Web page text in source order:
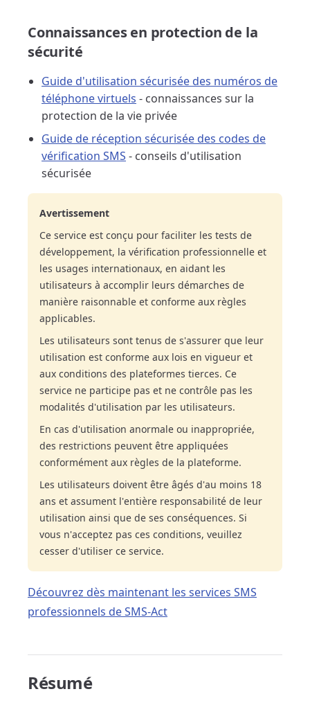
Connaissances en protection de la
sécurité
Guide d'utilisation sécurisée des numéros de
téléphone virtuels - connaissances sur la
protection de la vie privée
Guide de réception sécurisée des codes de
vérification SMS - conseils d'utilisation
sécurisée
Avertissement
Ce service est conçu pour faciliter les tests de
développement, la vérification professionnelle et
les usages internationaux, en aidant les
utilisateurs à accomplir leurs démarches de
manière raisonnable et conforme aux règles
applicables.
Les utilisateurs sont tenus de s'assurer que leur
utilisation est conforme aux lois en vigueur et
aux conditions des plateformes tierces. Ce
service ne participe pas et ne contrôle pas les
modalités d'utilisation par les utilisateurs.
En cas d'utilisation anormale ou inappropriée,
des restrictions peuvent être appliquées
conformément aux règles de la plateforme.
Les utilisateurs doivent être âgés d'au moins 18
ans et assument l'entière responsabilité de leur
utilisation ainsi que de ses conséquences. Si
vous n'acceptez pas ces conditions, veuillez
cesser d'utiliser ce service.
Découvrez dès maintenant les services SMS
professionnels de SMS-Act
Résumé